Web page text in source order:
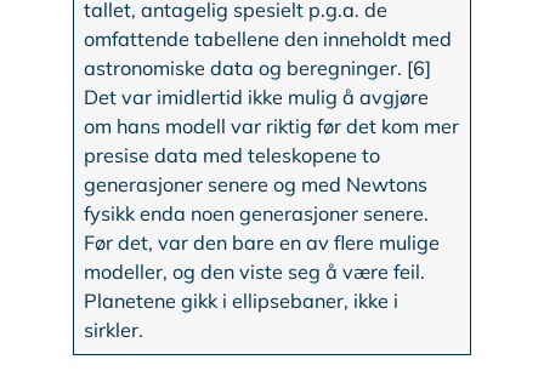
tallet, antagelig spesielt p.g.a. de
omfattende tabellene den inneholdt med
astronomiske data og beregninger. [6]
Det var imidlertid ikke mulig å avgjøre
om hans modell var riktig før det kom mer
presise data med teleskopene to
generasjoner senere og med Newtons
fysikk enda noen generasjoner senere.
Før det, var den bare en av flere mulige
modeller, og den viste seg å være feil.
Planetene gikk i ellipsebaner, ikke i
sirkler.